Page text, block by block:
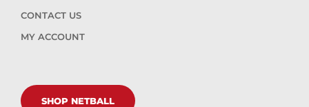
CONTACT US
MY ACCOUNT
SHOP NETBALL